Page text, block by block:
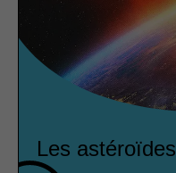
Les astéroïdes